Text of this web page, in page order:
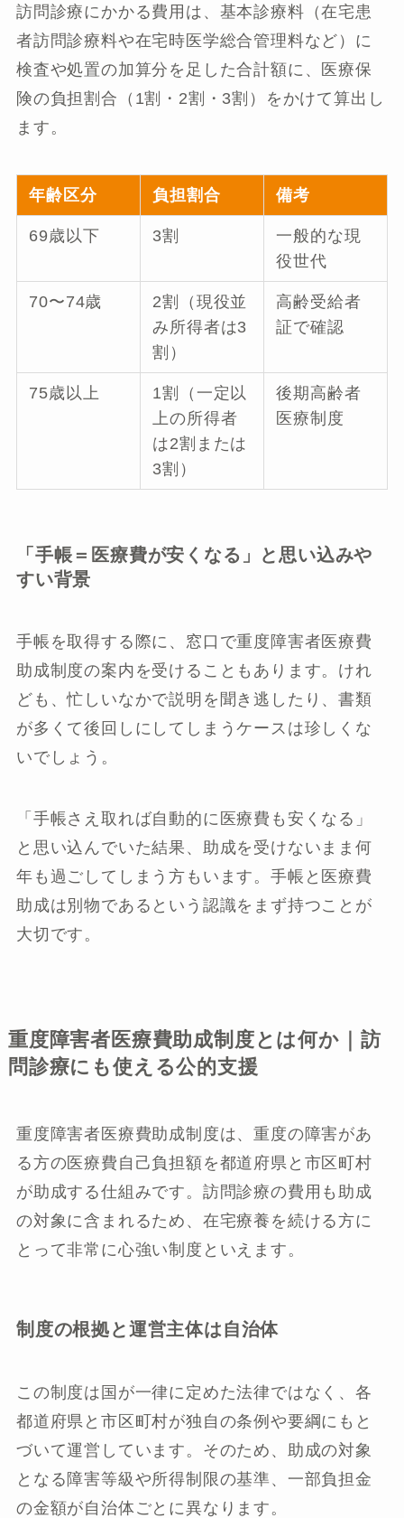
訪問診療にかかる費用は、基本診療料（在宅患
者訪問診療料や在宅時医学総合管理料など）に
検査や処置の加算分を足した合計額に、医療保
険の負担割合（1割・2割・3割）をかけて算出し
ます。
年齢区分 負担割合 備考
69歳以下 3割
一般的な現
役世代
70〜74歳
2割（現役並
み所得者は3
割）
高齢受給者
証で確認
75歳以上
1割（一定以
上の所得者
は2割または
3割）
後期高齢者
医療制度
「手帳＝医療費が安くなる」と思い込みや
すい背景
手帳を取得する際に、窓口で重度障害者医療費
助成制度の案内を受けることもあります。けれ
ども、忙しいなかで説明を聞き逃したり、書類
が多くて後回しにしてしまうケースは珍しくな
いでしょう。
「手帳さえ取れば自動的に医療費も安くなる」
と思い込んでいた結果、助成を受けないまま何
年も過ごしてしまう方もいます。手帳と医療費
助成は別物であるという認識をまず持つことが
大切です。
重度障害者医療費助成制度とは何か｜訪
問診療にも使える公的支援
重度障害者医療費助成制度は、重度の障害があ
る方の医療費自己負担額を都道府県と市区町村
が助成する仕組みです。訪問診療の費用も助成
の対象に含まれるため、在宅療養を続ける方に
とって非常に心強い制度といえます。
制度の根拠と運営主体は自治体
この制度は国が一律に定めた法律ではなく、各
都道府県と市区町村が独自の条例や要綱にもと
づいて運営しています。そのため、助成の対象
となる障害等級や所得制限の基準、一部負担金
の金額が自治体ごとに異なります。